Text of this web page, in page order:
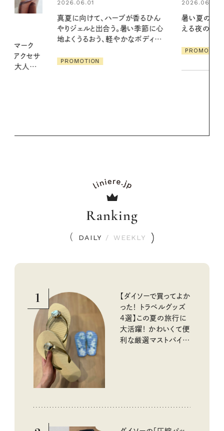
2026.06.01
暑い夏のナイトルーティン。私を整
える夜の爽やかご褒美ケア
2026.07.24
夏の髪と心
る【大人気の
Ranking
DAILY / WEEKLY
1
【ダイソーで買ってよか
った！ トラベルグッズ
4選】この夏の旅行に
大活躍！ かわいくて便
利な厳選マストバイア